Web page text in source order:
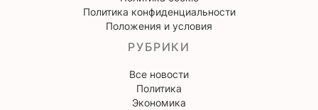
Политика конфиденциальности
Положения и условия
РУБРИКИ
Все новости
Политика
Экономика